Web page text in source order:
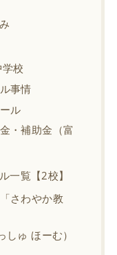
校
事情
ル
・補助金（富
一覧【2校】
さわやか教
ゅ ほーむ）